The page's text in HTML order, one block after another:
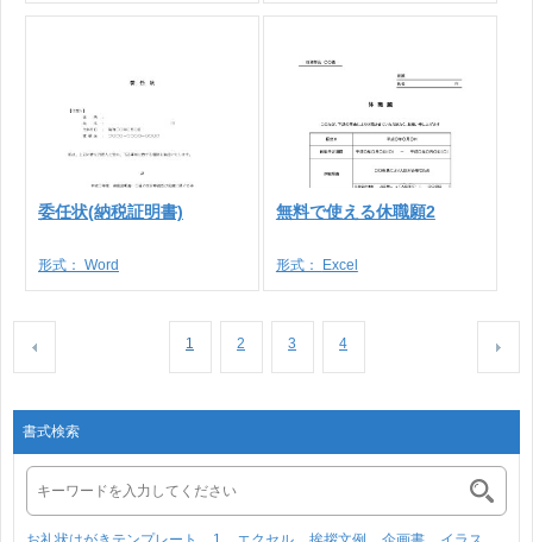
委任状(納税証明書)
形式： Word
無料で使える休職願2
形式： Excel
1 2 3 4
書式検索